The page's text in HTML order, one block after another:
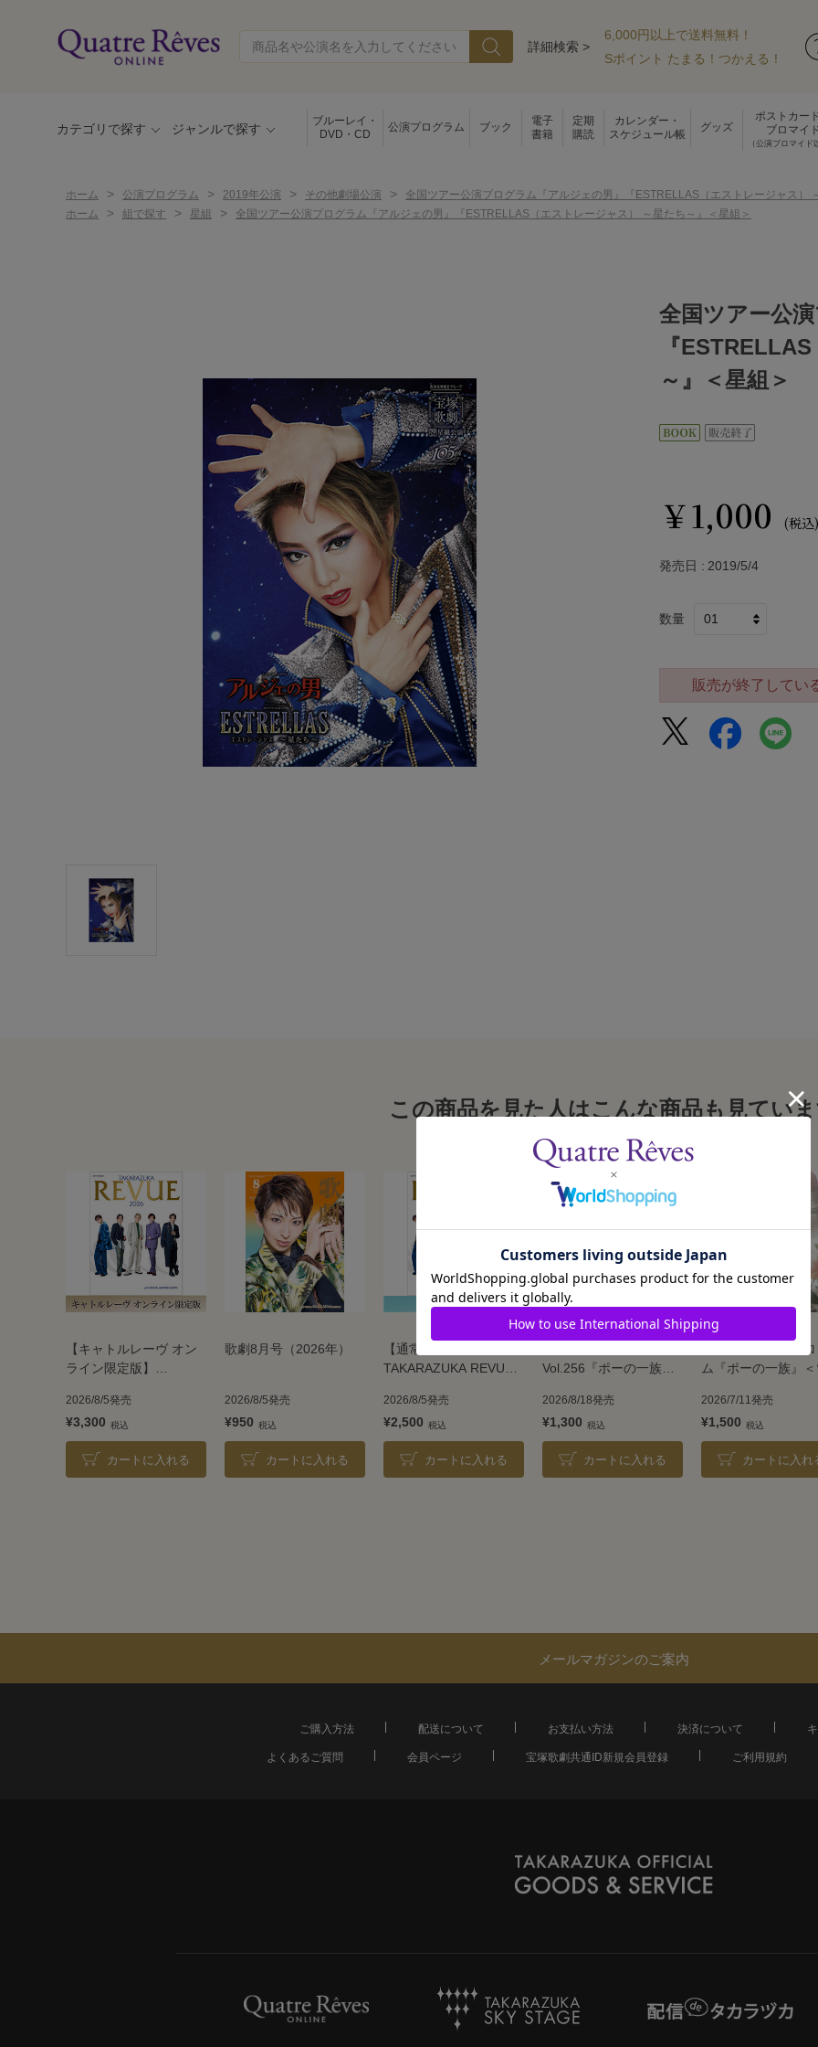
詳細検索 >
6,000円以上で送料無料！
Sポイント たまる！つかえる！
カテゴリで探す ジャンルで探す
ブルーレイ・
DVD・CD
公演プログラム ブック
電子
書籍
定期
購読
カレンダー・
スケジュール帳
グッズ
ポストカー
ブロマイ
（公演ブロマイド
ホーム > 公演プログラム > 2019年公演 > その他劇場公演 >
全国ツアー公演プログラム『アルジェの男』『ESTRELLAS（エストレージャス）
ホーム
> 組で探す > 星組 > 全国ツアー公演プログラム『アルジェの男』『ESTRELLAS（エストレージャス） ～星たち～』＜星組＞
全国ツアー公
『
～』＜星組＞
￥1,000 (税込)
発売日 2019/5/4
数量
販売が終了してい
この商品を見た人はこんな商品も見てい
【キャトルレーヴ オン
ライン限定版】
2026
2026/8/5発売
¥3,300
カートに入れる
歌劇8月号（2026年）
2026/8/5発売
¥950
カートに入れる
【通常版】
TAKARAZUKA REVUE
2026/8/5発売
¥2,500
カートに入れる
Vol.256『ポーの一族』
2026/8/18発売
¥1,300
カートに入れる
宝塚大劇場公演プ
ム『ポーの一族』
2026/7/11発売
¥1,500
カートに入れ
メールマガジンのご案内
ご購入方法 配送について お支払い方法 決済について
よくあるご質問
会員ページ 宝塚歌劇共通ID新規会員登録 ご利用規約